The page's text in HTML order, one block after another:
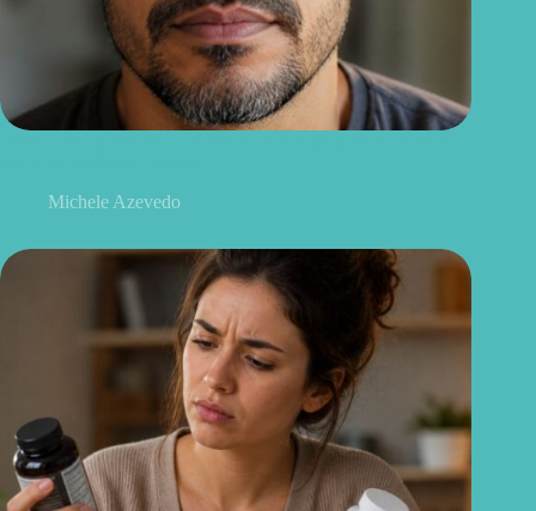
Michele Azevedo